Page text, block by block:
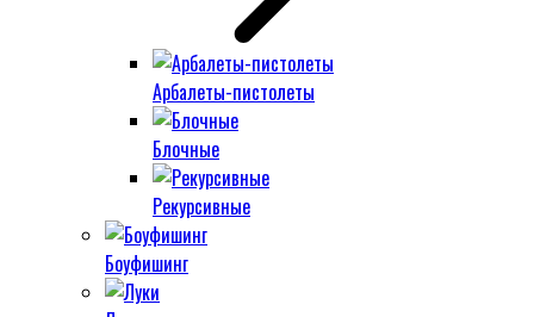
Арбалеты-пистолеты
Блочные
Рекурсивные
Боуфишинг